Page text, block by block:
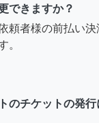
できますか？
頼者様の前払い決
。
のチケットの発行